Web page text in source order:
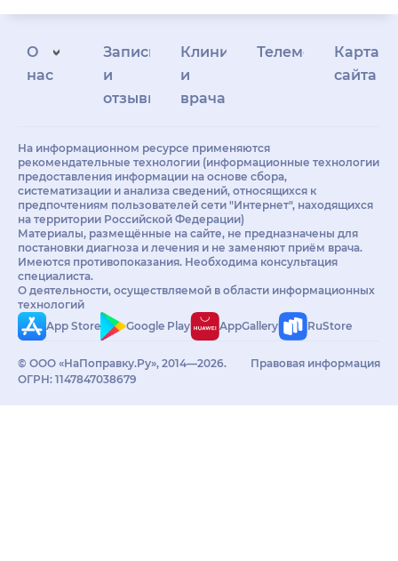
О
нас
Запись
и
отзывы
Клиникам
и
врачам
Телемедицина
Карта
сайта
На информационном ресурсе применяются
рекомендательные технологии (информационные технологии
предоставления информации на основе сбора,
систематизации и анализа сведений, относящихся к
предпочтениям пользователей сети "Интернет", находящихся
на территории Российской Федерации)
Материалы, размещённые на сайте, не предназначены для
постановки диагноза и лечения и не заменяют приём врача.
Имеются противопоказания. Необходима консультация
специалиста.
О деятельности, осуществляемой в области информационных
технологий
App Store
Google Play AppGallery RuStore
© ООО «НаПоправку.Ру», 2014—2026.
ОГРН: 1147847038679
Правовая информация